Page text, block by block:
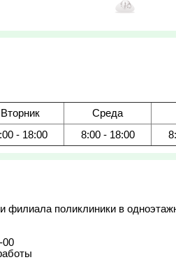
Вторник Среда
- 18:00 8:00 - 18:00
филиала поликлиники в
00